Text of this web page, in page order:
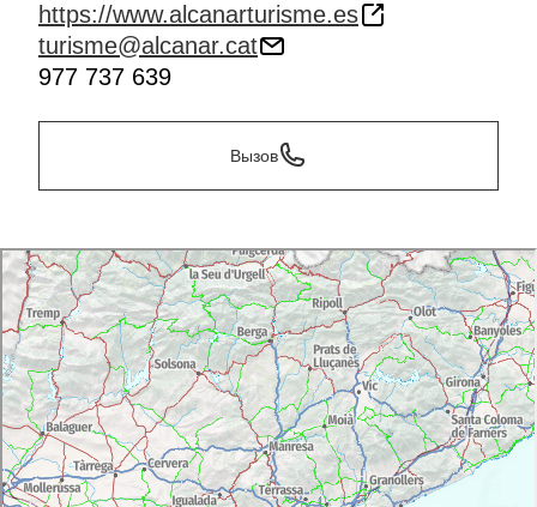
https://www.alcanarturisme.es
turisme@alcanar.cat
977 737 639
Вызов